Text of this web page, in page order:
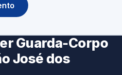
Guarda-Corpo
José dos